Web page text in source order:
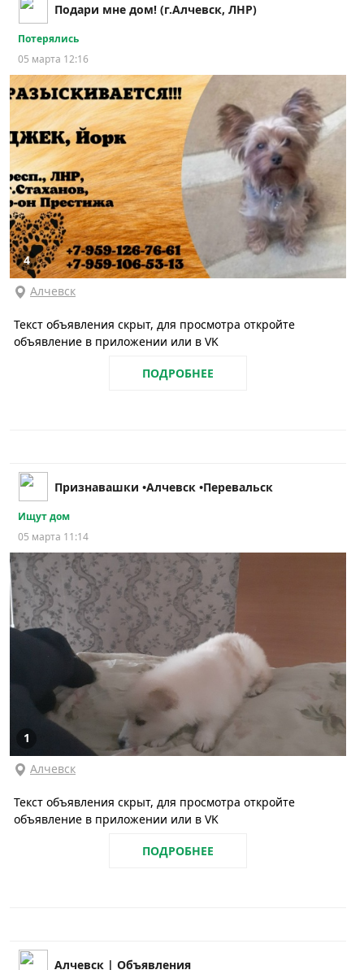
Подари мне дом! (г.Алчевск, ЛНР)
Потерялись
05 марта 12:16
4
Алчевск
Текст объявления скрыт, для просмотра откройте
объявление в приложении или в VK
ПОДРОБНЕЕ
Признавашки •Алчевск •Перевальск
Ищут дом
05 марта 11:14
1
Алчевск
Текст объявления скрыт, для просмотра откройте
объявление в приложении или в VK
ПОДРОБНЕЕ
Алчевск | Объявления